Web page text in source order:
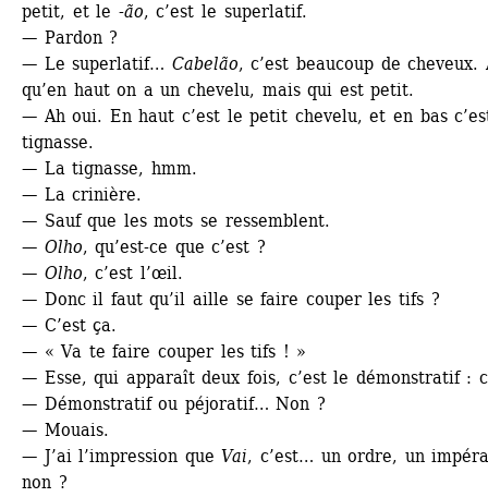
petit, et le -ão, c’est le superlatif.
— Pardon ?
— Le superlatif… Cabelão, c’est beaucoup de cheveux.
qu’en haut on a un chevelu, mais qui est petit.
— Ah oui. En haut c’est le petit chevelu, et en bas
tignasse.
— La tignasse, hmm.
— La crinière.
— Sauf que les mots se ressemblent.
— Olho, qu’est-ce que c’est ?
— Olho, c’est l’œil.
— Donc il faut qu’il aille se faire couper les tifs ?
— C’est ça.
— « Va te faire couper les tifs ! »
— Esse, qui apparaît deux fois, c’est le démonstratif :
— Démonstratif ou péjoratif… Non ?
— Mouais.
— J’ai l’impression que Vai, c’est… un ordre, un
non ?